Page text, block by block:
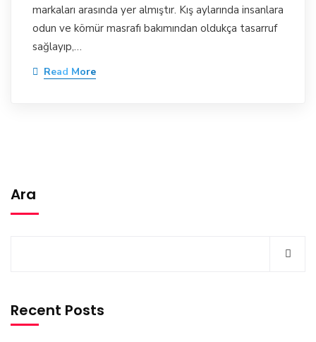
markaları arasında yer almıştır. Kış aylarında insanlara
odun ve kömür masrafı bakımından oldukça tasarruf
sağlayıp,…
Read More
Ara
Recent Posts